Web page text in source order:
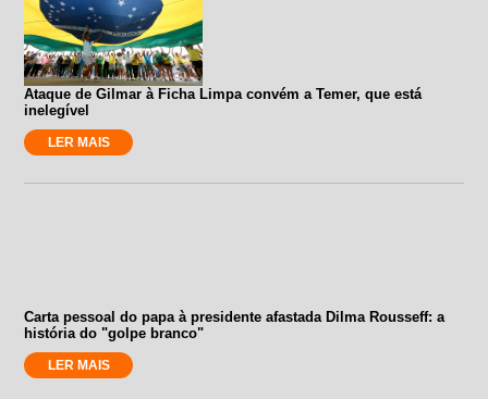
Ataque de Gilmar à Ficha Limpa convém a Temer, que está
inelegível
LER MAIS
Carta pessoal do papa à presidente afastada Dilma Rousseff: a
história do "golpe branco"
LER MAIS